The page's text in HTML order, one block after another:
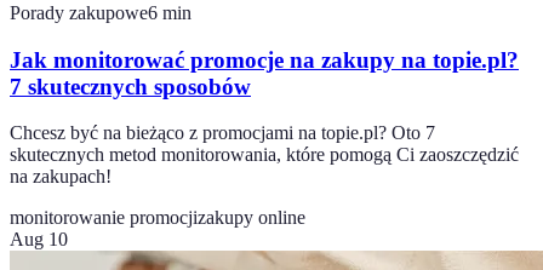
Porady zakupowe6 min
Jak monitorować promocje na zakupy na topie.pl?
7 skutecznych sposobów
Chcesz być na bieżąco z promocjami na topie.pl? Oto 7
skutecznych metod monitorowania, które pomogą Ci zaoszczędzić
na zakupach!
monitorowanie promocjizakupy online
Aug 10